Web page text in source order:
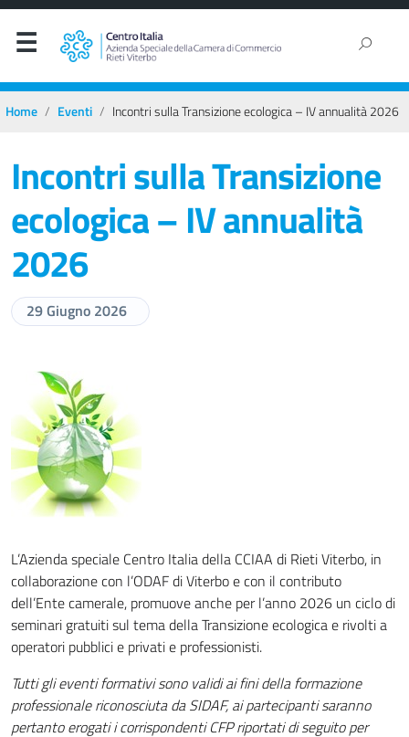
Home Eventi Incontri sulla Transizione ecologica – IV annualità 2026
Incontri sulla Transizione
ecologica – IV annualità
2026
29 Giugno 2026
L’Azienda speciale Centro Italia della CCIAA di Rieti Viterbo, in
collaborazione con l’ODAF di Viterbo e con il contributo
dell’Ente camerale, promuove anche per l’anno 2026 un ciclo di
seminari gratuiti sul tema della Transizione ecologica e rivolti a
operatori pubblici e privati e professionisti.
Tutti gli eventi formativi sono validi ai fini della formazione
professionale riconosciuta da SIDAF, ai partecipanti saranno
pertanto erogati i corrispondenti CFP riportati di seguito per